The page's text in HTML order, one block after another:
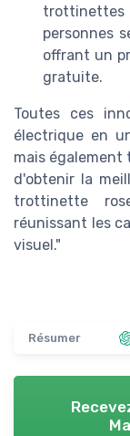
personnes
offrant un
gratuite.
Toutes ces
électrique en
mais également
d'obtenir la
trottinette
réunissant les
visuel."
Résumer